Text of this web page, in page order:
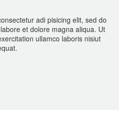
adi pisicing elit, sed do
et dolore magna aliqua. Ut
ullamco laboris nisiut